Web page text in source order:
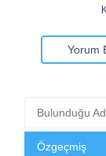
Yorum
Bulunduğu
Özgeçmiş